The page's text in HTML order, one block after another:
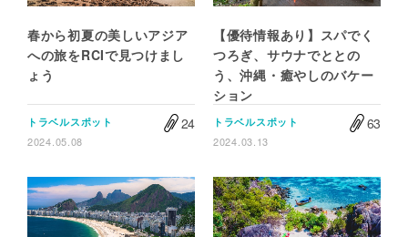
春から初夏の美しいアジア
への旅をRCIで見つけまし
ょう
トラベルスポット
2024.05.08
24
【優待情報あり】スパでく
つろぎ、サウナでととの
う、沖縄・癒やしのバケー
ション
トラベルスポット
2024.03.13
63